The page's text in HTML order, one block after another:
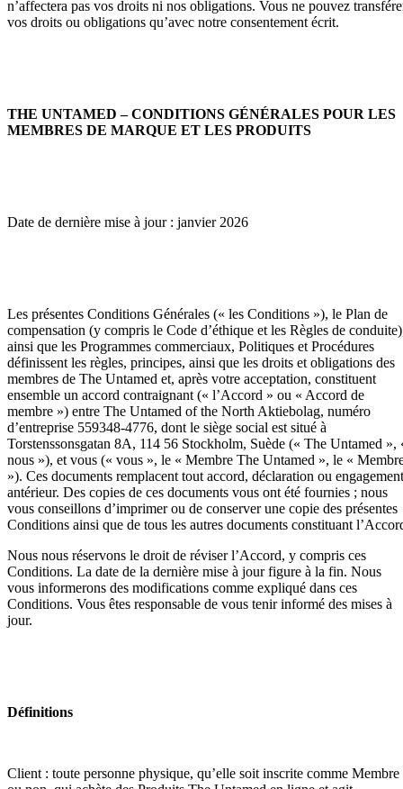
n’affectera pas vos droits ni nos obligations. Vous ne pouvez
vos droits ou obligations qu’avec notre consentement écrit.
THE UNTAMED – CONDITIONS GÉNÉRALES POUR LES
MEMBRES DE MARQUE ET LES PRODUITS
Date de dernière mise à jour : janvier 2026
Les présentes Conditions Générales (« les Conditions »), le Plan de
compensation (y compris le Code d’éthique et les Règles de
ainsi que les Programmes commerciaux, Politiques et Procédures
définissent les règles, principes, ainsi que les droits et obligations des
membres de The Untamed et, après votre acceptation, constituent
ensemble un accord contraignant (« l’Accord » ou « Accord de
membre ») entre The Untamed of the North Aktiebolag, numéro
d’entreprise 559348-4776, dont le siège social est situé à
Torstenssonsgatan 8A, 114 56 Stockholm, Suède (« The Untamed »,
nous »), et vous (« vous », le « Membre The Untamed », le «
»). Ces documents remplacent tout accord, déclaration ou engagement
antérieur. Des copies de ces documents vous ont été fournies ; nous
vous conseillons d’imprimer ou de conserver une copie des présentes
Conditions ainsi que de tous les autres documents constituant
Nous nous réservons le droit de réviser l’Accord, y compris ces
Conditions. La date de la dernière mise à jour figure à la fin. Nous
vous informerons des modifications comme expliqué dans ces
Conditions. Vous êtes responsable de vous tenir informé des mises à
jour.
Définitions
Client : toute personne physique, qu’elle soit inscrite comme Membre